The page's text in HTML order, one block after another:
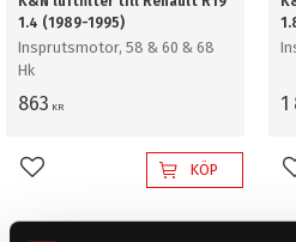
1.4 (1989-1995)
Insprutsmotor, 58 & 60 & 68
Hk
863 KR
Lägg till i favoriterKÖP
1